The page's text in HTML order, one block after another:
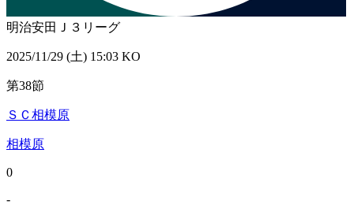
明治安田Ｊ３リーグ
2025/11/29 (土) 15:03 KO
第38節
ＳＣ相模原
相模原
0
-